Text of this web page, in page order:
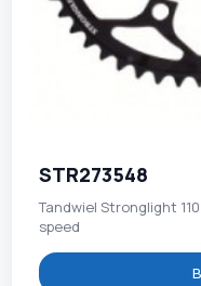
STR273548
Tandwiel Stronglight
speed